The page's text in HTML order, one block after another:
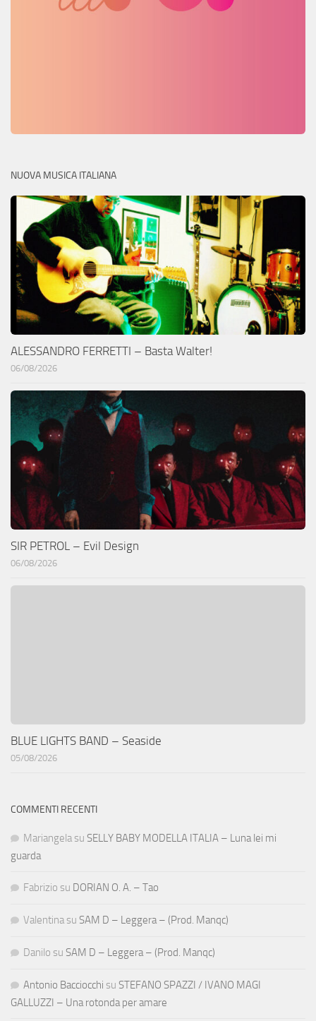
NUOVA MUSICA ITALIANA
ALESSANDRO FERRETTI – Basta Walter!
06/08/2026
SIR PETROL – Evil Design
06/08/2026
BLUE LIGHTS BAND – Seaside
05/08/2026
COMMENTI RECENTI
Mariangela su SELLY BABY MODELLA ITALIA – Luna lei mi
guarda
Fabrizio su DORIAN O. A. – Tao
Valentina su SAM D – Leggera – (Prod. Manqc)
Danilo su SAM D – Leggera – (Prod. Manqc)
Antonio Bacciocchi su STEFANO SPAZZI / IVANO MAGI
GALLUZZI – Una rotonda per amare